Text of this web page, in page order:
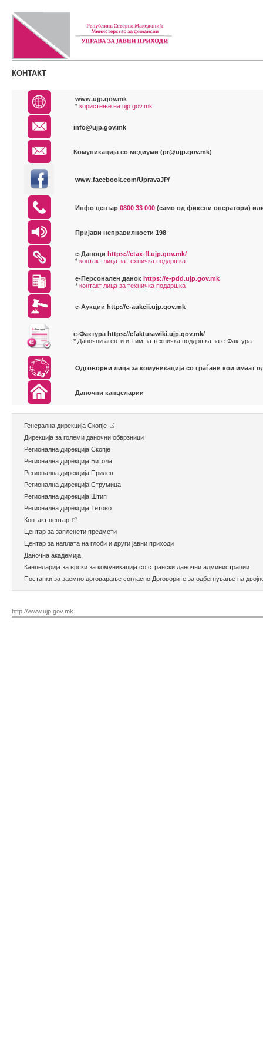
КОНТАКТ
www.ujp.gov.mk
* користење на ujp.gov.mk
info@ujp.gov.mk
Комуникација со медиуми (pr@ujp.gov.mk)
www.facebook.com/UpravaJP/
Инфо центар 0800 33 000 (само од фиксни оператори)
Пријави неправилности 198
е-Даноци https://etax-fl.ujp.gov.mk/
* контакт лица за техничка поддршка
е-Персонален данок https://e-pdd.ujp.gov.mk
* контакт лица за техничка поддршка
е-Аукции http://e-aukcii.ujp.gov.mk
е-Фактура https://efakturawiki.ujp.gov.mk/
* Даночни агенти и Тим за техничка поддршка за е-Фактура
Одговорни лица за комуникација со граѓани кои имаат
Даночни канцеларии
Генерална дирекција Скопје
Дирекција за големи даночни обврзници
Регионална дирекција Скопје
Регионална дирекција Битола
Регионална дирекција Прилеп
Регионална дирекција Струмица
Регионална дирекција Штип
Регионална дирекција Тетово
Контакт центар
Центар за запленети предмети
Центар за наплата на глоби и други јавни приходи
Даночна академија
Канцеларија за врски за комуникација со странски даночни администрации
Постапки за заемно договарање согласно Договорите за одбегнување на
http://www.ujp.gov.mk